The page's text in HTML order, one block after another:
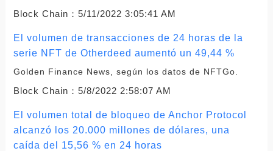
Block Chain： 5/11/2022 3:05:41 AM
El volumen de transacciones de 24 horas de la
serie NFT de Otherdeed aumentó un 49,44 %
Golden Finance News, según los datos de NFTGo.
Block Chain： 5/8/2022 2:58:07 AM
El volumen total de bloqueo de Anchor Protocol
alcanzó los 20.000 millones de dólares, una
caída del 15,56 % en 24 horas